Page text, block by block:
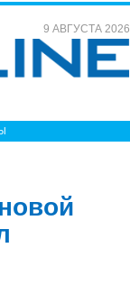
9 АВГУСТА 2026